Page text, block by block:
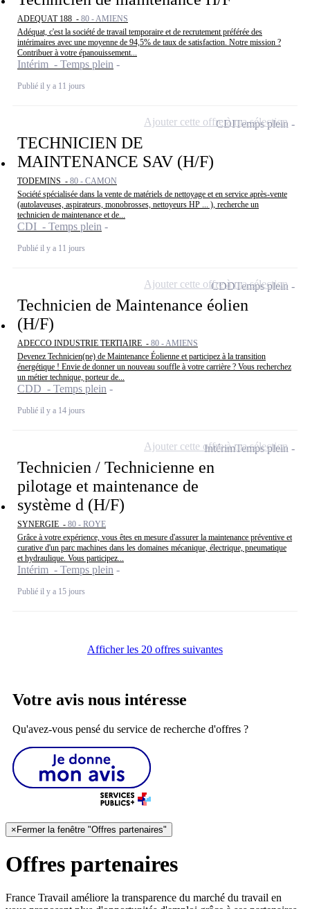
ADEQUAT 188 - 80 - AMIENS
Adéquat, c'est la société de travail temporaire et de recrutement préférée des
intérimaires avec une moyenne de 94,5% de taux de satisfaction. Notre mission ?
Contribuer à votre épanouissement...
Intérim - Temps plein
Publié il y a 11 jours
TECHNICIEN DE
MAINTENANCE SAV (H/F)
TODEMINS - 80 - CAMON
Société spécialisée dans la vente de matériels de nettoyage et en service après-vente
(autolaveuses, aspirateurs, monobrosses, nettoyeurs HP ... ), recherche un
technicien de maintenance et de...
CDI - Temps plein
Publié il y a 11 jours
CDITemps plein
Ajouter cette offre à ma sélection
Technicien de Maintenance éolien
(H/F)
ADECCO INDUSTRIE TERTIAIRE - 80 - AMIENS
Devenez Technicien(ne) de Maintenance Éolienne et participez à la transition
énergétique ! Envie de donner un nouveau souffle à votre carrière ? Vous recherchez
un métier technique, porteur de...
CDD - Temps plein
Publié il y a 14 jours
CDDTemps plein
Ajouter cette offre à ma sélection
Technicien / Technicienne en
pilotage et maintenance de
système d (H/F)
SYNERGIE - 80 - ROYE
Grâce à votre expérience, vous êtes en mesure d'assurer la maintenance préventive et
curative d'un parc machines dans les domaines mécanique, électrique, pneumatique
et hydraulique. Vous participez...
Intérim - Temps plein
Publié il y a 15 jours
IntérimTemps plein
Ajouter cette offre à ma sélection
Afficher les 20 offres suivantes
Votre avis nous intéresse
Qu'avez-vous pensé du service de recherche d'offres ?
×Fermer la fenêtre "Offres partenaires"
Offres partenaires
France Travail améliore la transparence du marché du travail en